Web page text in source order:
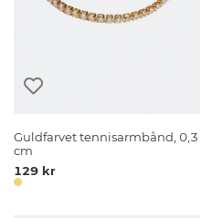
Guldfarvet tennisarmbånd, 0,3
cm
129 kr